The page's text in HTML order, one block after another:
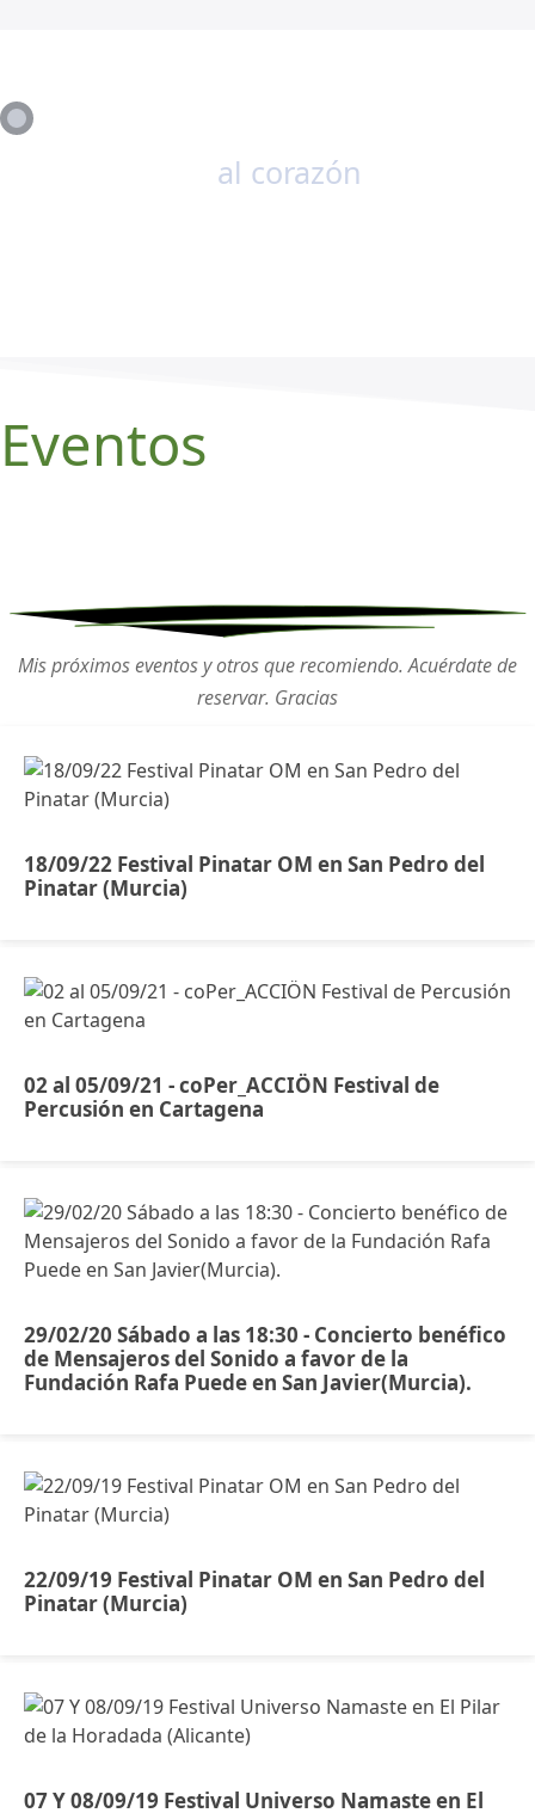
al corazón
Eventos
Mis próximos eventos y otros que recomiendo. Acuérdate de
reservar. Gracias
18/09/22 Festival Pinatar OM en San Pedro del
Pinatar (Murcia)
02 al 05/09/21 - coPer_ACCIÖN Festival de
Percusión en Cartagena
29/02/20 Sábado a las 18:30 - Concierto benéfico
de Mensajeros del Sonido a favor de la
Fundación Rafa Puede en San Javier(Murcia).
22/09/19 Festival Pinatar OM en San Pedro del
Pinatar (Murcia)
07 Y 08/09/19 Festival Universo Namaste en El